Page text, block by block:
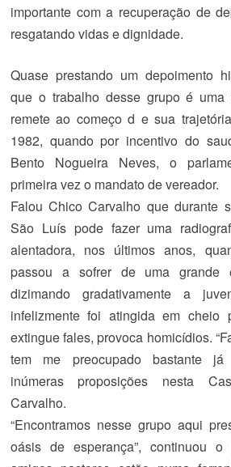
importante com a recuperação de
resgatando vidas e dignidade.
Quase prestando um depoimento
que o trabalho desse grupo é uma
remete ao começo d e sua
1982, quando por incentivo do
Bento Nogueira Neves, o
primeira vez o mandato de vereador.
Falou Chico Carvalho que durante
São Luís pode fazer uma
alentadora, nos últimos anos,
passou a sofrer de uma grande
dizimando gradativamente a
infelizmente foi atingida em cheio
extingue fales, provoca homicídios.
tem me preocupado bastante já
inúmeras proposições nesta
Carvalho.
“Encontramos nesse grupo aqui
oásis de esperança”, continuou o